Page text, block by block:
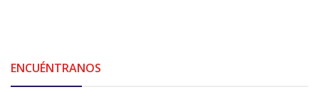
ENCUÉNTRANOS